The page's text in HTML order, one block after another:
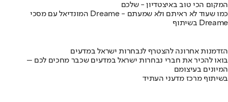
המקום הכי טוב באיצטדיון - שלכם
המונדיאל עם מסכי Dreame - כמו שעוד לא ראיתם ולא שמעתם
בשיתוף Dreame
הזדמנות אחרונה להצטרף לנבחרות ישראל במדעים
בואו להכיר את חברי נבחרות ישראל במדעים שכבר מחכים לכם –
המיונים בעיצומם
בשיתוף מרכז מדעני העתיד